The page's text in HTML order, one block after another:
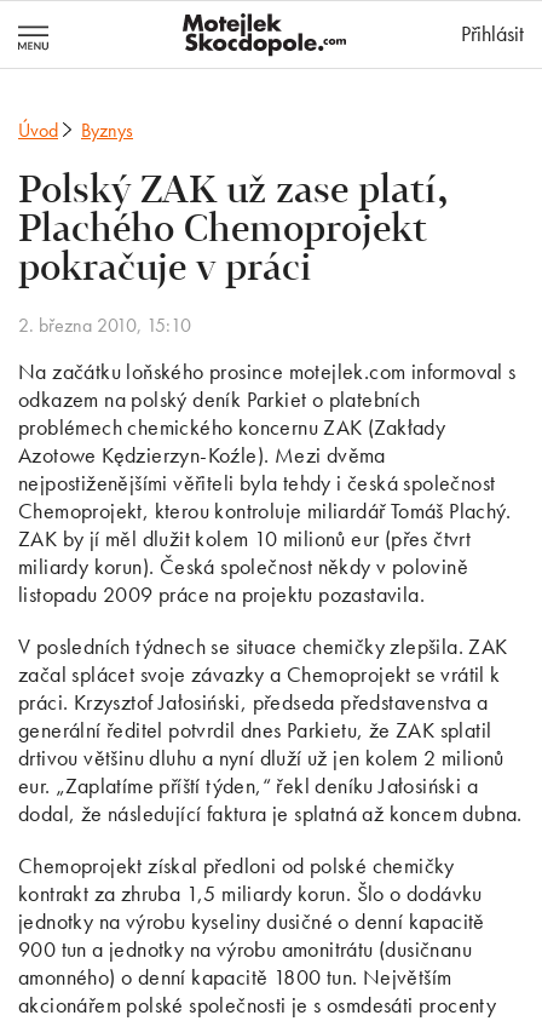
Přihlásit
Úvod Byznys
Polský ZAK už zase platí,
Plachého Chemoprojekt
pokračuje v práci
2. března 2010, 15:10
Na začátku loňského prosince motejlek.com informoval s
odkazem na polský deník Parkiet o platebních
problémech chemického koncernu ZAK (Zakłady
Azotowe Kędzierzyn-Koźle). Mezi dvěma
nejpostiženějšími věřiteli byla tehdy i česká společnost
Chemoprojekt, kterou kontroluje miliardář Tomáš Plachý.
ZAK by jí měl dlužit kolem 10 milionů eur (přes čtvrt
miliardy korun). Česká společnost někdy v polovině
listopadu 2009 práce na projektu pozastavila.
V posledních týdnech se situace chemičky zlepšila. ZAK
začal splácet svoje závazky a Chemoprojekt se vrátil k
práci. Krzysztof Jałosiński, předseda představenstva a
generální ředitel potvrdil dnes Parkietu, že ZAK splatil
drtivou většinu dluhu a nyní dluží už jen kolem 2 milionů
eur. „Zaplatíme příští týden,“ řekl deníku Jałosiński a
dodal, že následující faktura je splatná až koncem dubna.
Chemoprojekt získal předloni od polské chemičky
kontrakt za zhruba 1,5 miliardy korun. Šlo o dodávku
jednotky na výrobu kyseliny dusičné o denní kapacitě
900 tun a jednotky na výrobu amonitrátu (dusičnanu
amonného) o denní kapacitě 1800 tun. Největším
akcionářem polské společnosti je s osmdesáti procenty